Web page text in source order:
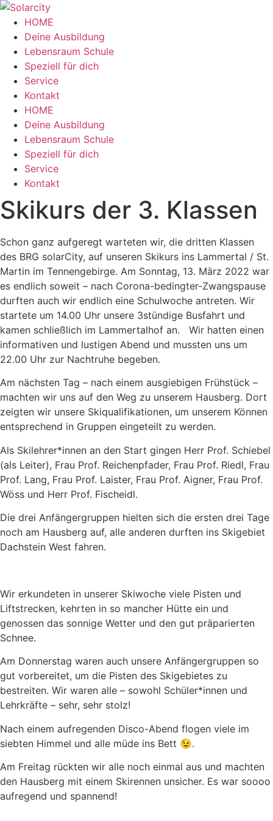
Zum
Inhalt
wechseln
HOME
Deine Ausbildung
Lebensraum Schule
Speziell für dich
Service
Kontakt
Menü HOME
Deine Ausbildung
Lebensraum Schule
Speziell für dich
Service
Kontakt
Skikurs der 3. Klassen
Schon ganz aufgeregt warteten wir, die dritten Klassen
des BRG solarCity, auf unseren Skikurs ins Lammertal / St.
Martin im Tennengebirge. Am Sonntag, 13. März 2022 war
es endlich soweit – nach Corona-bedingter-Zwangspause
durften auch wir endlich eine Schulwoche antreten. Wir
startete um 14.00 Uhr unsere 3stündige Busfahrt und
kamen schließlich im Lammertalhof an. Wir hatten einen
informativen und lustigen Abend und mussten uns um
22.00 Uhr zur Nachtruhe begeben.
Am nächsten Tag – nach einem ausgiebigen Frühstück –
machten wir uns auf den Weg zu unserem Hausberg. Dort
zeigten wir unsere Skiqualifikationen, um unserem Können
entsprechend in Gruppen eingeteilt zu werden.
Als Skilehrer*innen an den Start gingen Herr Prof. Schiebel
(als Leiter), Frau Prof. Reichenpfader, Frau Prof. Riedl, Frau
Prof. Lang, Frau Prof. Laister, Frau Prof. Aigner, Frau Prof.
Wöss und Herr Prof. Fischeidl.
Die drei Anfängergruppen hielten sich die ersten drei Tage
noch am Hausberg auf, alle anderen durften ins Skigebiet
Dachstein West fahren.
Wir erkundeten in unserer Skiwoche viele Pisten und
Liftstrecken, kehrten in so mancher Hütte ein und
genossen das sonnige Wetter und den gut präparierten
Schnee.
Am Donnerstag waren auch unsere Anfängergruppen so
gut vorbereitet, um die Pisten des Skigebietes zu
bestreiten. Wir waren alle – sowohl Schüler*innen und
Lehrkräfte – sehr, sehr stolz!
Nach einem aufregenden Disco-Abend flogen viele im
siebten Himmel und alle müde ins Bett 😉.
Am Freitag rückten wir alle noch einmal aus und machten
den Hausberg mit einem Skirennen unsicher. Es war soooo
aufregend und spannend!